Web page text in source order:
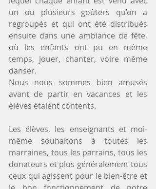
un ou plusieurs goûters qu’on a
regroupés et qui ont été distribués
ensuite dans une ambiance de fête,
où les enfants ont pu en même
temps, jouer, chanter, voire même
danser.
Nous nous sommes bien amusés
avant de partir en vacances et les
élèves étaient contents.
Les élèves, les enseignants et moi-
même souhaitons à toutes les
marraines, tous les parrains, tous les
donateurs et plus généralement tous
ceux qui agissent pour le bien-être et